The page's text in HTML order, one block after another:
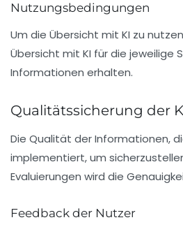
Nutzungsbedingungen
Um die Übersicht mit KI zu
Übersicht mit KI für die jeweilige
Informationen erhalten.
Qualitätssicherung der
Die Qualität der Informationen,
implementiert, um
Evaluierungen wird die
Feedback der Nutzer